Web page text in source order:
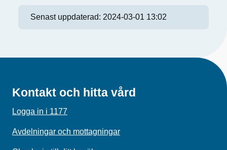
Senast uppdaterad: 2024-03-01 13:02
Kontakt och hitta vård
Logga in i 1177
Avdelningar och mottagningar